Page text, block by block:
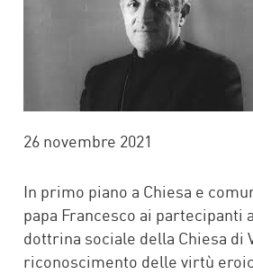
26 novembre 2021
In primo piano a Chiesa e
papa Francesco ai partecipanti
dottrina sociale della Chiesa di
riconoscimento delle virtù